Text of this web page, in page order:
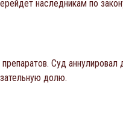
наследникам по
Суд аннулировал
долю.